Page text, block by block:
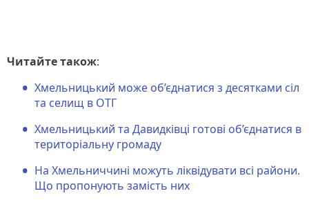
Читайте також:
Хмельницький може об’єднатися з десятками сіл
та селищ в ОТГ
Хмельницький та Давидківці готові об’єднатися в
територіальну громаду
На Хмельниччині можуть ліквідувати всі райони.
Що пропонують замість них